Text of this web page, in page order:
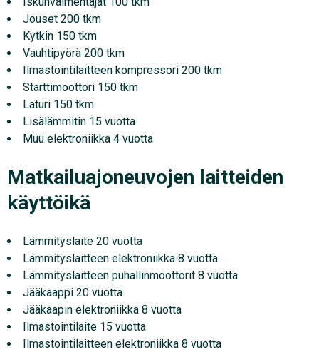
Jouset 200 tkm
Kytkin 150 tkm
Vauhtipyörä 200 tkm
Ilmastointilaitteen kompressori 200 tkm
Starttimoottori 150 tkm
Laturi 150 tkm
Lisälämmitin 15 vuotta
Muu elektroniikka 4 vuotta
Matkailuajoneuvojen laitteiden
käyttöikä
Lämmityslaite 20 vuotta
Lämmityslaitteen elektroniikka 8 vuotta
Lämmityslaitteen puhallinmoottorit 8 vuotta
Jääkaappi 20 vuotta
Jääkaapin elektroniikka 8 vuotta
Ilmastointilaite 15 vuotta
Ilmastointilaitteen elektroniikka 8 vuotta